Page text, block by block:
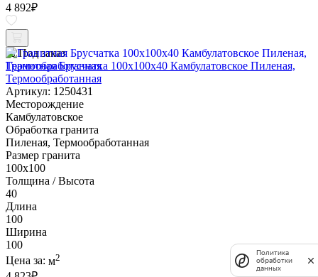
4 892₽
Под заказ
Гранитная Брусчатка 100х100x40 Камбулатовское Пиленая,
Термообработанная
Артикул: 1250431
Месторождение
Камбулатовское
Обработка гранита
Пиленая, Термообработанная
Размер гранита
100х100
Толщина / Высота
40
Длина
100
Ширина
100
Цена за: м2
Политика
обработки
данных